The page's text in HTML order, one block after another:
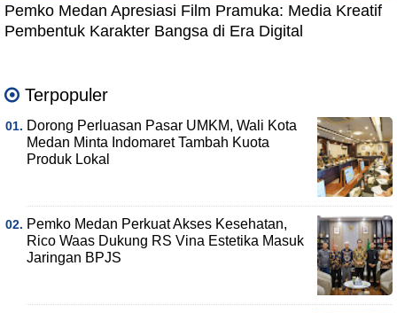
Pemko Medan Apresiasi Film Pramuka: Media Kreatif
Pembentuk Karakter Bangsa di Era Digital
Terpopuler
Dorong Perluasan Pasar UMKM, Wali Kota
Medan Minta Indomaret Tambah Kuota
Produk Lokal
Pemko Medan Perkuat Akses Kesehatan,
Rico Waas Dukung RS Vina Estetika Masuk
Jaringan BPJS